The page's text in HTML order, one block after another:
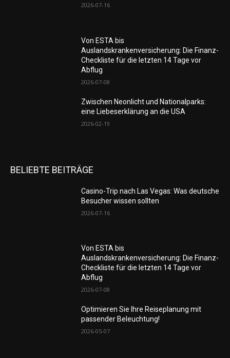
2026-07-16
Von ESTA bis
Auslandskrankenversicherung: Die Finanz-
Checkliste für die letzten 14 Tage vor
Abflug
2026-07-08
Zwischen Neonlicht und Nationalparks:
eine Liebeserklärung an die USA
2026-02-19
BELIEBTE BEITRÄGE
Casino-Trip nach Las Vegas: Was deutsche
Besucher wissen sollten
2026-07-16
Von ESTA bis
Auslandskrankenversicherung: Die Finanz-
Checkliste für die letzten 14 Tage vor
Abflug
2026-07-08
Optimieren Sie Ihre Reiseplanung mit
passender Beleuchtung!
2026-05-07